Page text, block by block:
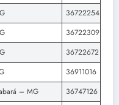
36722254
36722309
36722672
36911016
– MG
36747126